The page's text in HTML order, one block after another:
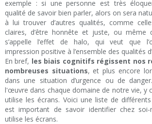
exemple : si une personne est très
qualité de savoir bien parler, alors on sera
à lui trouver d’autres qualités, comme
claires, d’être honnête et juste, ou même
s’appelle l’effet de halo, qui veut que
impression positive à l’ensemble des qualités
En bref, les biais cognitifs régissent nos
nombreuses situations, et plus encore
dans une situation d’urgence ou de
l'œuvre dans chaque domaine de notre vie, y
utilise les écrans. Voici une liste de
est important de savoir identifier chez soi-
utilise les écrans.